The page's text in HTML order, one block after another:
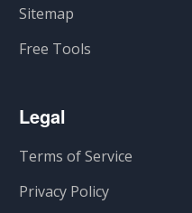
Sitemap
Free Tools
Legal
Terms of Service
Privacy Policy